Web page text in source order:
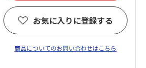
お気に入りに登録する
商品についてのお問い合わせはこちら